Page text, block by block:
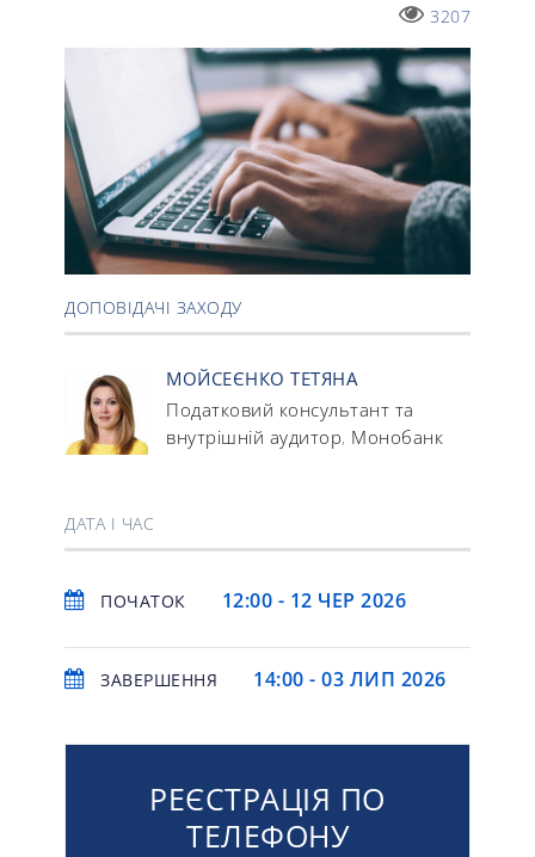
3207
ДОПОВІДАЧІ ЗАХОДУ
МОЙСЕЄНКО ТЕТЯНА
Податковий консультант та
внутрішній аудитор, Монобанк
ДАТА І ЧАС
ПОЧАТОК 12:00 - 12 ЧЕР 2026
ЗАВЕРШЕННЯ 14:00 - 03 ЛИП 2026
РЕЄСТРАЦІЯ ПО
ТЕЛЕФОНУ